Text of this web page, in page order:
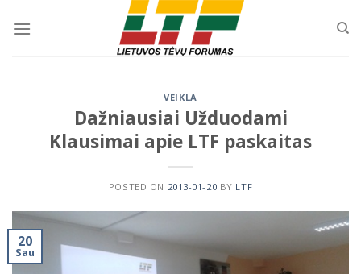
VEIKLA
Dažniausiai Užduodami
Klausimai apie LTF paskaitas
POSTED ON 2013-01-20 BY LTF
20
Sau